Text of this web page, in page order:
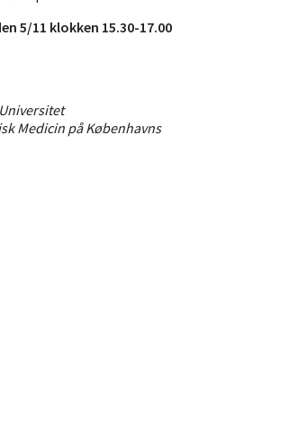
5/11 klokken 15.30-17.00
Medicin på Københavns